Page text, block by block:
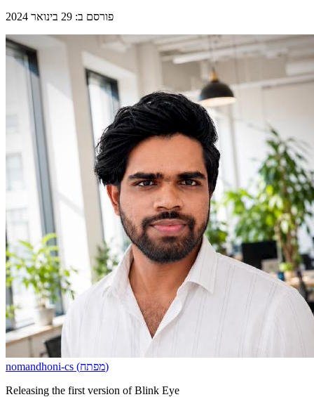
פורסם ב: 29 בינואר 2024
nomandhoni-cs (מפתח)
Releasing the first version of Blink Eye